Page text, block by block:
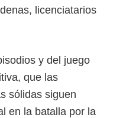
licenciatarios
y del juego
que las
sólidas siguen
en la batalla por la